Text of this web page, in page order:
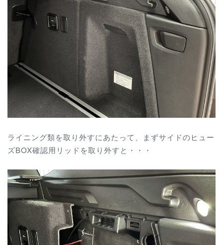
ライニング類を取り外すにあたって、まずサイドのヒュー
ズBOX確認用リッドを取り外すと・・・